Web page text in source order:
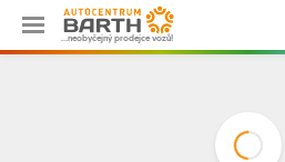
…neobyčejný prodejce vozů!